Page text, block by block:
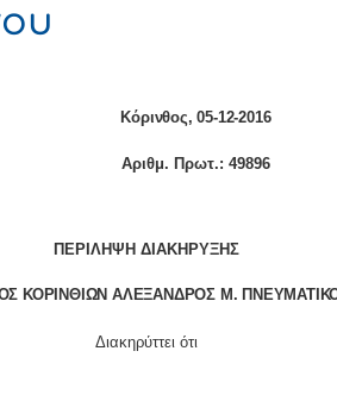
Κόρινθος, 05-12-2016
Αριθμ. Πρωτ.: 49896
ΠΕΡΙΛΗΨΗ ΔΙΑΚΗΡΥΞΗΣ
ΚΟΡΙΝΘΙΩΝ ΑΛΕΞΑΝΔΡΟΣ Μ.
Διακηρύττει ότι